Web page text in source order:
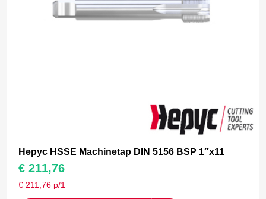
Hepyc HSSE Machinetap DIN 5156 BSP 1″x11
€ 211,76
€ 211,76 p/1